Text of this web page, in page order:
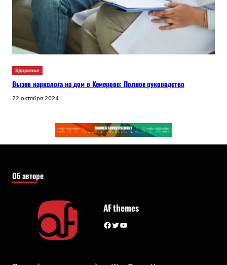
Здоровье
Вызов нарколога на дом в Кемерово: Полное руководство
22 октября 2024
Об авторе
AF themes
Facebook Twitter YouTube